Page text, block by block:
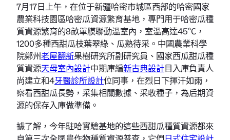
7月17日上午，在位于新疆哈密市城區西部的哈密國家
農業科技園區哈密瓜資源繁育基地，專門用于哈密瓜種
質資源繁育的8畝單膜聯動溫室內，室溫高達45℃，
1200多種西甜瓜枝葉翠綠、瓜熟待采。中國農業科學
院鄭州老屋翻新果樹研究所副研究員、國家西瓜甜瓜種
質資源天母室內設計中期庫編新古典設計目入庫負責人
尚建立和4牙醫診所設計位同事，在烈日下揮汗如雨，
察看西甜瓜長勢，采集相關數據、采收種子，為后期資
源的保存入庫做準備。
據了解，今年駐哈實驗基地的這些西甜瓜種質資源都來